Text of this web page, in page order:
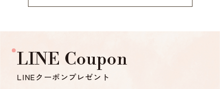
LINE Coupon
LINEクーポンプレゼント